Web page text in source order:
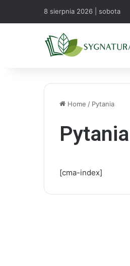
8 sierpnia 2026 | sobota
Home / Pytania
Pytania
[cma-index]